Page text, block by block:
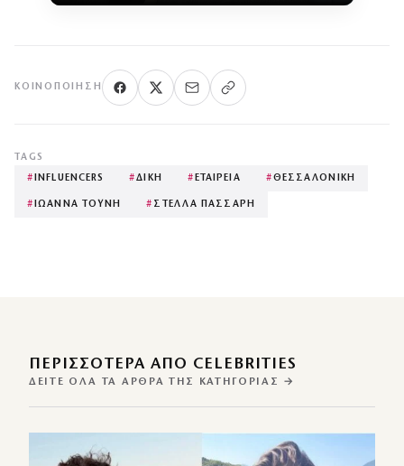
ΚΟΙΝΟΠΟΊΗΣΗ
TAGS
# INFLUENCERS #ΔΙΚΗ # ΕΤΑΙΡΕΙΑ #ΘΕΣΣΑΛΟΝΙΚΗ
# ΙΩΑΝΝΑ ΤΟΥΝΗ # ΣΤΕΛΛΑ ΠΑΣΣΑΡΗ
ΠΕΡΙΣΣΌΤΕΡΑ ΑΠΌ CELEBRITIES
ΔΕΊΤΕ ΌΛΑ ΤΑ ΆΡΘΡΑ ΤΗΣ ΚΑΤΗΓΟΡΊΑΣ →